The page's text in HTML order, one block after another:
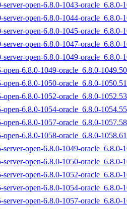
open-6.8.0-1043-oracle_6.8.0-
open-6.8.0-1044-oracle_6.8.0-
open-6.8.0-1045-oracle_6.8.0-
open-6.8.0-1047-oracle_6.8.0-
open-6.8.0-1049-oracle_6.8.0-
6.8.0-1049-oracle_6.8.0-
6.8.0-1050-oracle_6.8.0-
6.8.0-1052-oracle_6.8.0-
6.8.0-1054-oracle_6.8.0-
6.8.0-1057-oracle_6.8.0-
6.8.0-1058-oracle_6.8.0-
open-6.8.0-1049-oracle_6.8.0-
open-6.8.0-1050-oracle_6.8.0-
open-6.8.0-1052-oracle_6.8.0-
open-6.8.0-1054-oracle_6.8.0-
open-6.8.0-1057-oracle_6.8.0-